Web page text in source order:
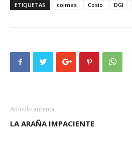
ETIQUETAS coimas Cosio DGI
Artículo anterior
LA ARAÑA IMPACIENTE